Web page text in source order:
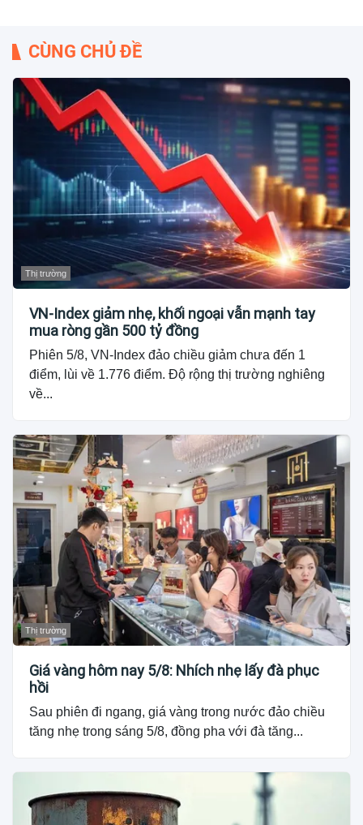
CÙNG CHỦ ĐỀ
Thị trường
VN-Index giảm nhẹ, khối ngoại vẫn mạnh tay
mua ròng gần 500 tỷ đồng
Phiên 5/8, VN-Index đảo chiều giảm chưa đến 1
điểm, lùi về 1.776 điểm. Độ rộng thị trường nghiêng
về...
Thị trường
Giá vàng hôm nay 5/8: Nhích nhẹ lấy đà phục
hồi
Sau phiên đi ngang, giá vàng trong nước đảo chiều
tăng nhẹ trong sáng 5/8, đồng pha với đà tăng...